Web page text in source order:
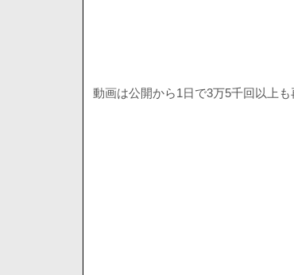
動画は公開から1日で3万5千回以上も